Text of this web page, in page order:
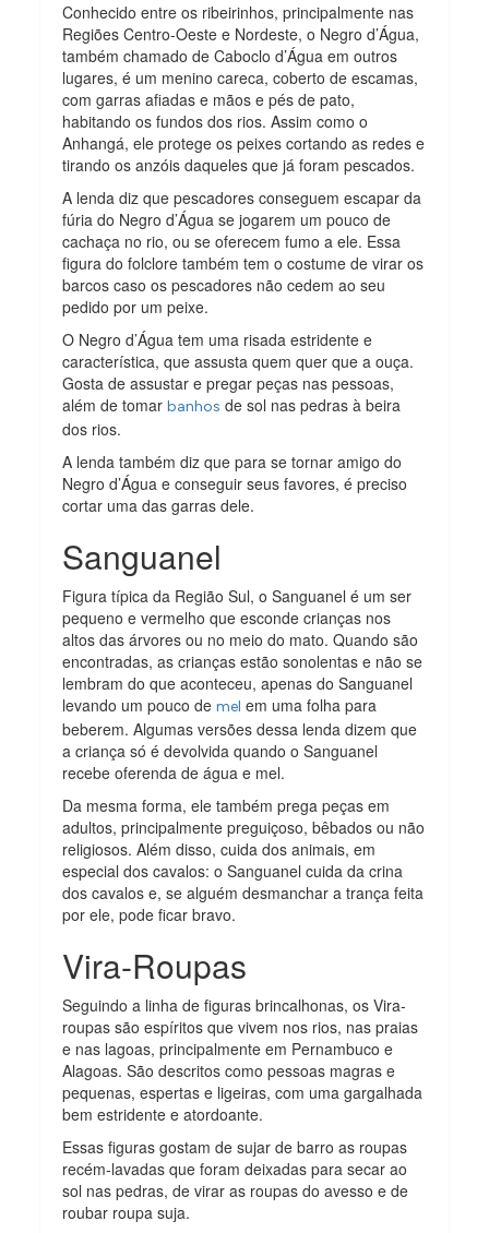
Conhecido entre os ribeirinhos, principalmente nas
Regiões Centro-Oeste e Nordeste, o Negro d’Água,
também chamado de Caboclo d’Água em outros
lugares, é um menino careca, coberto de escamas,
com garras afiadas e mãos e pés de pato,
habitando os fundos dos rios. Assim como o
Anhangá, ele protege os peixes cortando as redes e
tirando os anzóis daqueles que já foram pescados.
A lenda diz que pescadores conseguem escapar da
fúria do Negro d’Água se jogarem um pouco de
cachaça no rio, ou se oferecem fumo a ele. Essa
figura do folclore também tem o costume de virar os
barcos caso os pescadores não cedem ao seu
pedido por um peixe.
O Negro d’Água tem uma risada estridente e
característica, que assusta quem quer que a ouça.
Gosta de assustar e pregar peças nas pessoas,
além de tomarbanhos de sol nas pedras à beira
dos rios.
A lenda também diz que para se tornar amigo do
Negro d’Água e conseguir seus favores, é preciso
cortar uma das garras dele.
Sanguanel
Figura típica da Região Sul, o Sanguanel é um ser
pequeno e vermelho que esconde crianças nos
altos das árvores ou no meio do mato. Quando são
encontradas, as crianças estão sonolentas e não se
lembram do que aconteceu, apenas do Sanguanel
levando um pouco demel em uma folha para
beberem. Algumas versões dessa lenda dizem que
a criança só é devolvida quando o Sanguanel
recebe oferenda de água e mel.
Da mesma forma, ele também prega peças em
adultos, principalmente preguiçoso, bêbados ou não
religiosos. Além disso, cuida dos animais, em
especial dos cavalos: o Sanguanel cuida da crina
dos cavalos e, se alguém desmanchar a trança feita
por ele, pode ficar bravo.
Vira-Roupas
Seguindo a linha de figuras brincalhonas, os Vira-
roupas são espíritos que vivem nos rios, nas praias
e nas lagoas, principalmente em Pernambuco e
Alagoas. São descritos como pessoas magras e
pequenas, espertas e ligeiras, com uma gargalhada
bem estridente e atordoante.
Essas figuras gostam de sujar de barro as roupas
recém-lavadas que foram deixadas para secar ao
sol nas pedras, de virar as roupas do avesso e de
roubar roupa suja.